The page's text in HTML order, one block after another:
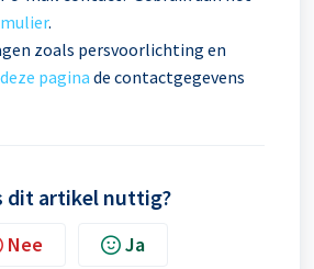
.
zoals persvoorlichting en
deze pagina de contactgegevens
dit artikel nuttig?
Nee Ja